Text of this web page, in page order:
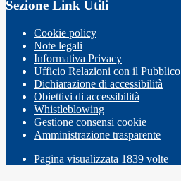
Sezione Link Utili
Cookie policy
Note legali
Informativa Privacy
Ufficio Relazioni con il Pubblico
Dichiarazione di accessibilità
Obiettivi di accessibilità
Whistleblowing
Gestione consensi cookie
Amministrazione trasparente
Pagina visualizzata 1839 volte